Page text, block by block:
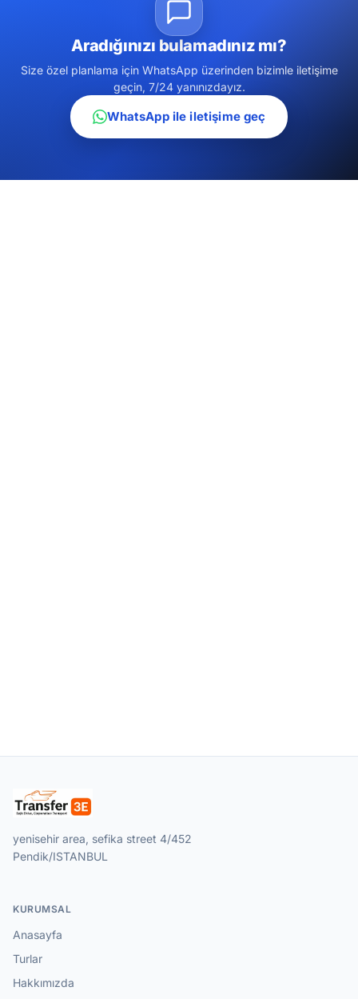
Aradığınızı bulamadınız mı?
Size özel planlama için WhatsApp üzerinden bizimle iletişime
geçin, 7/24 yanınızdayız.
WhatsApp ile iletişime geç
yenisehir area, sefika street 4/452
Pendik/ISTANBUL
KURUMSAL
Anasayfa
Turlar
Hakkımızda